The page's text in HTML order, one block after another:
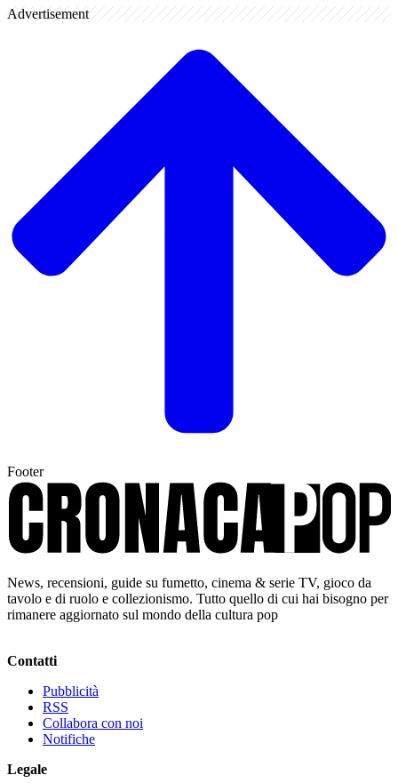
Advertisement
Footer
News, recensioni, guide su fumetto, cinema & serie TV, gioco da
tavolo e di ruolo e collezionismo. Tutto quello di cui hai bisogno per
rimanere aggiornato sul mondo della cultura pop
Contatti
Pubblicità
RSS
Collabora con noi
Notifiche
Legale